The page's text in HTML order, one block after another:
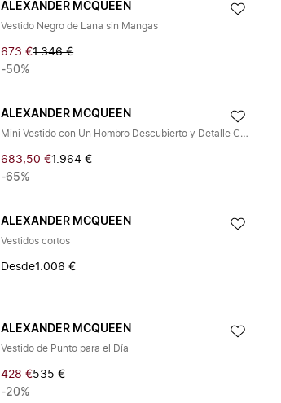
ALEXANDER MCQUEEN
Vestido Negro de Lana sin Mangas
673 €1.346 €
-50%
ALEXANDER MCQUEEN
Mini Vestido con Un Hombro Descubierto y Detalle Cut-Out
683,50 €1.964 €
-65%
ALEXANDER MCQUEEN
Vestidos cortos
Desde1.006 €
ALEXANDER MCQUEEN
Vestido de Punto para el Día
428 €535 €
-20%